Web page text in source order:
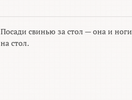
Посади свинью за стол — она и ноги
на стол.